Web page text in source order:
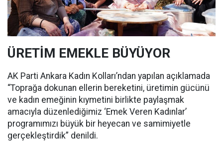
ÜRETİM EMEKLE BÜYÜYOR
AK Parti Ankara Kadın Kolları’ndan yapılan açıklamada
“Toprağa dokunan ellerin bereketini, üretimin gücünü
ve kadın emeğinin kıymetini birlikte paylaşmak
amacıyla düzenlediğimiz ‘Emek Veren Kadınlar’
programımızı büyük bir heyecan ve samimiyetle
gerçekleştirdik” denildi.